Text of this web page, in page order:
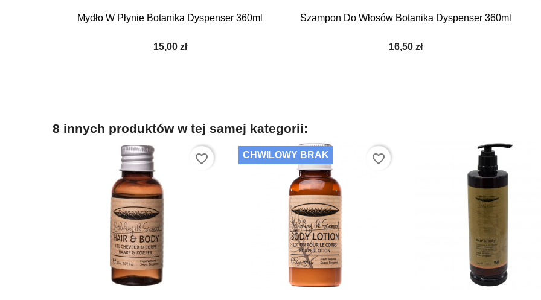
Mydło W Płynie Botanika Dyspenser 360ml
15,00 zł
Szybki podgląd Szampon Do Włosów Botanika Dyspenser 360ml
16,50 zł
Szybki podgląd
8 innych produktów w tej samej kategorii:
favorite_border CHWILOWY BRAK favorite_border